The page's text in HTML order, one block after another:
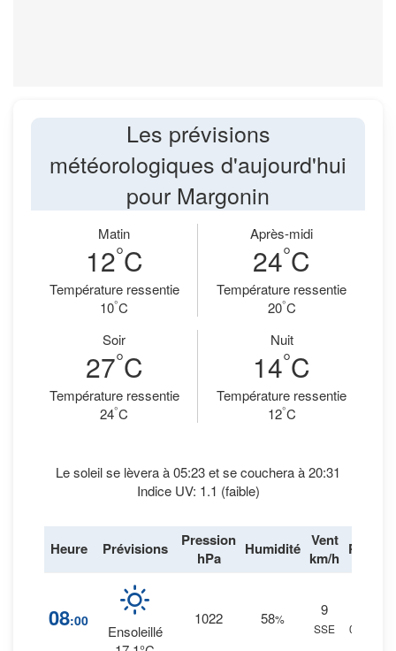
Les prévisions
météorologiques d'aujourd'hui
pour Margonin
Matin
12°C
Température ressentie
10°C
Après-midi
24°C
Température ressentie
20°C
Soir
27°C
Température ressentie
24°C
Nuit
14°C
Température ressentie
12°C
Le soleil se lèvera à 05:23 et se couchera à 20:31
Indice UV: 1.1 (faible)
Heure Prévisions
Pression
hPa
Humidité Vent
km/h Pluie
08:00
Ensoleillé
1022 58%
9
SSE
0 mm.